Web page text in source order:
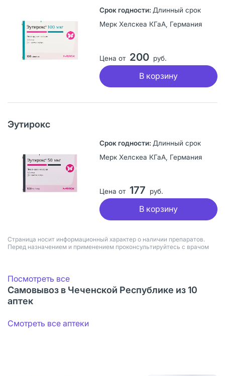
Длинный срок
Мерк Хелскеа КГаА, Германия
Цена от 200 руб.
В корзину
Эутирокс
Длинный срок
Мерк Хелскеа КГаА, Германия
Цена от 177 руб.
В корзину
Страница носит информационный характер о наличии препаратов.
Перед назначением и применением проконсультируйтесь с врачом
Посмотреть все
Самовывоз в Чеченской Республике из 10
аптек
Смотреть все аптеки